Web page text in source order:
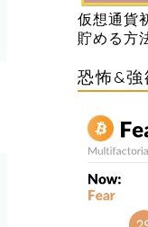
仮想通貨
貯める方
恐怖&強